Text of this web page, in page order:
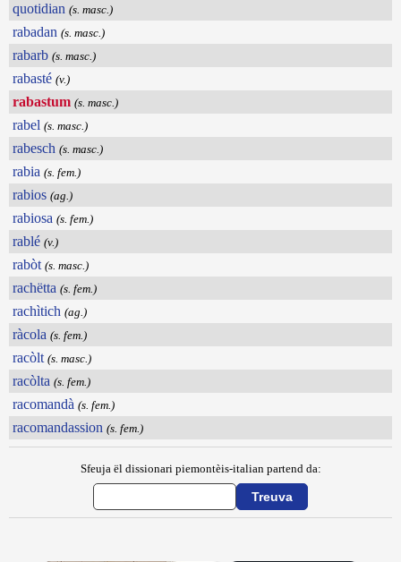
quotidian (s. masc.)
rabadan (s. masc.)
rabarb (s. masc.)
rabasté (v.)
rabastum (s. masc.)
rabel (s. masc.)
rabesch (s. masc.)
rabia (s. fem.)
rabios (ag.)
rabiosa (s. fem.)
rablé (v.)
rabòt (s. masc.)
rachëtta (s. fem.)
rachìtich (ag.)
ràcola (s. fem.)
racòlt (s. masc.)
racòlta (s. fem.)
racomandà (s. fem.)
racomandassion (s. fem.)
Sfeuja ël dissionari piemontèis-italian partend da: